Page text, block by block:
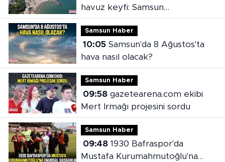
havuz keyfi: Samsun
sahillerindeki koylar ilgi görüyor
Samsun Haber
10:05Samsun'da 8 Ağustos'ta
hava nasıl olacak?
Samsun Haber
09:58gazetearena.com ekibi
Mert Irmağı projesini sordu
Samsun Haber
09:481930 Bafraspor'da
Mustafa Kurumahmutoğlu'na